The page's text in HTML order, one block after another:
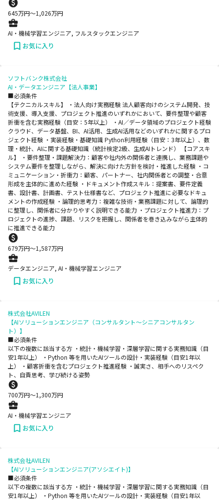
645万円〜1,026万円
AI・機械学習エンジニア, フルスタックエンジニア
お気に入り
ソフトバンク株式会社
AI・データエンジニア【法人事業】
■必須条件
【テクニカルスキル】 ・法人向け実務経験 法人顧客向けのシステム開発、技
術支援、導入支援、プロジェクト推進のいずれかにおいて、要件整理や顧客
折衝を含む実務経験（目安：5年以上） ・AI／データ領域のプロジェクト経験
クラウド、データ基盤、BI、AI活用、生成AI活用などのいずれかに関するプロ
ジェクト経験 ・実装経験・基礎知識 Python利用経験（目安：3年以上）、数
理・統計、AIに関する基礎知識（統計検定2級、生成AIトレンド） 【コアスキ
ル】 ・要件整理・課題解決力：顧客や社内外の関係者と連携し、業務課題や
システム要件を整理しながら、解決に向けた方針を検討・推進した経験 ・コ
ミュニケーション・折衝力：顧客、パートナー、社内関係者との調整・合意
形成を主体的に進めた経験 ・ドキュメント作成スキル：提案書、要件定義
書、設計書、計画書、テスト仕様書など、プロジェクト推進に必要なドキュ
メントの作成経験 ・論理的思考力：複雑な技術・業務課題に対して、論理的
に整理し、関係者に分かりやすく説明できる能力 ・プロジェクト推進力：プ
ロジェクトの進捗、課題、リスクを把握し、関係者を巻き込みながら主体的
に推進できる能力
679万円〜1,587万円
データエンジニア, AI・機械学習エンジニア
お気に入り
株式会社AVILEN
【AIソリューションエンジニア（コンサルタント〜シニアコンサルタン
ト）】
■必須条件
以下の複数に該当する方 ・統計・機械学習・深層学習に関する実務知識（目
安1年以上） ・Python 等を用いたAIツールの設計・実装経験（目安1年以
上） ・顧客折衝を含むプロジェクト推進経験 ・誠実さ、相手へのリスペク
ト、自責思考、学び続ける姿勢
700万円〜1,300万円
AI・機械学習エンジニア
お気に入り
株式会社AVILEN
【AIソリューションエンジニア(アソシエイト)】
■必須条件
以下の複数に該当する方 ・統計・機械学習・深層学習に関する実務知識（目
安1年以上） ・Python 等を用いたAIツールの設計・実装経験（目安1年以